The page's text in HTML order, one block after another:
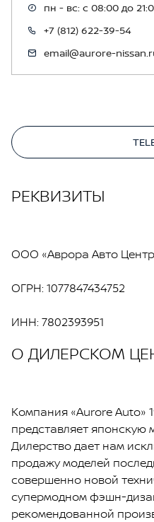
пн - вс: с 08:00 до
+7 (812) 622-39-54
email@aurore-
РЕКВИЗИТЫ
ООО «Аврора Авто
ОГРН: 1077847434752
ИНН: 7802393951
О ДИЛЕРСКОМ
Компания «Aurore Auto»
представляет японскую
Дилерство дает нам
продажу моделей
совершенно новой
супермодном фэшн-
рекомендованной